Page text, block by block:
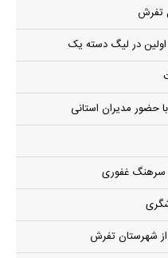
تفرش
در لیگ دسته یک
حضور مدیران استانی
سرهنگ غفوری
از شهرستان تفرش